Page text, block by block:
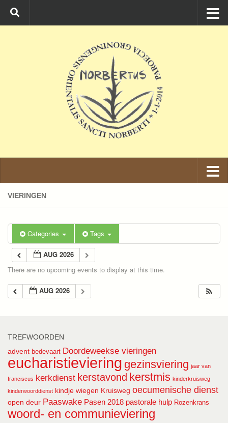
Ga naar de inhoud
VIERINGEN
Categories Tags
AUG 2026
There are no upcoming events to display at this time.
AUG 2026
TREFWOORDEN
advent bedevaart Doordeweekse vieringen
eucharistieviering gezinsviering jaar van
franciscus kerkdienst kerstavond kerstmis kinderkruisweg
kinderwoorddienst kindje wiegen Kruisweg oecumenische dienst
open deur Paaswake Pasen 2018 pastorale hulp Rozenkrans
woord- en communieviering